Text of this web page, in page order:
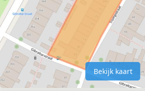
Bekijk kaart